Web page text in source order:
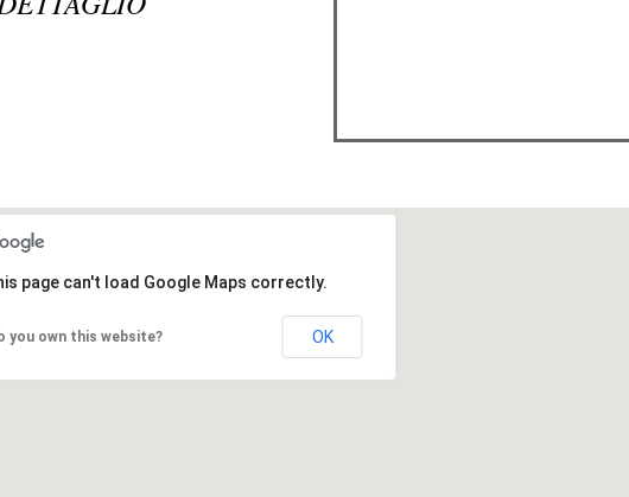
page can't load Google Maps correctly.
you own this website? OK